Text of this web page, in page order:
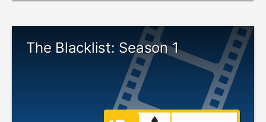
The Blacklist: Season 1